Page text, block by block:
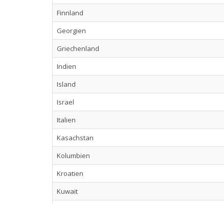
Finnland
Georgien
Griechenland
Indien
Island
Israel
Italien
Kasachstan
Kolumbien
Kroatien
Kuwait